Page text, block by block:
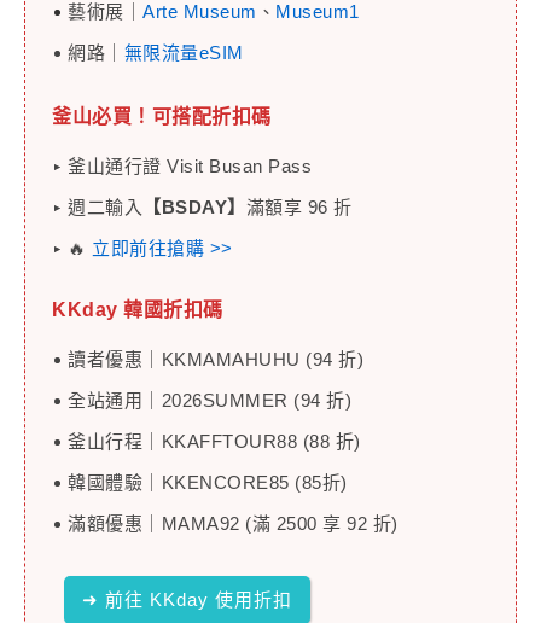
藝術展｜ Arte Museum 、 Museum1
網路｜ 無限流量eSIM
釜山必買！可搭配折扣碼
釜山通行證 Visit Busan Pass
週二輸入
【BSDAY】 滿額享 96 折
🔥 立即前往搶購 >>
KKday 韓國折扣碼
讀者優惠｜KKMAMAHUHU (94 折)
全站通用｜2026SUMMER (94 折)
釜山行程｜KKAFFTOUR88 (88 折)
韓國體驗｜KKENCORE85 (85折)
滿額優惠｜MAMA92 (滿 2500 享 92 折)
➜ 前往 KKday 使用折扣